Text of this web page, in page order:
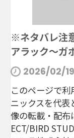
※ネタバレ注
アラック～ガ
2026/02/
このページで
ニックスを代
像の転載・配布
ECT/BIRD